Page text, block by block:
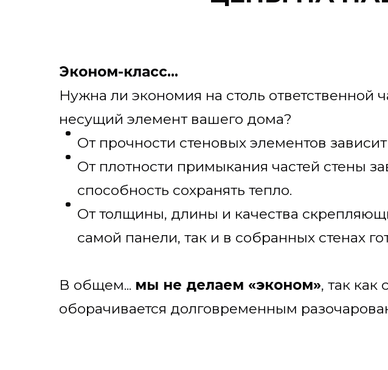
Эконом-класс...
Нужна ли экономия на столь ответственной
несущий элемент вашего дома?
От прочности стеновых элементов
От плотности примыкания частей стены
способность сохранять тепло.
От толщины, длины и качества
самой панели, так и в собранных стенах
В общем... мы не делаем «эконом», так как
оборачивается долговременным